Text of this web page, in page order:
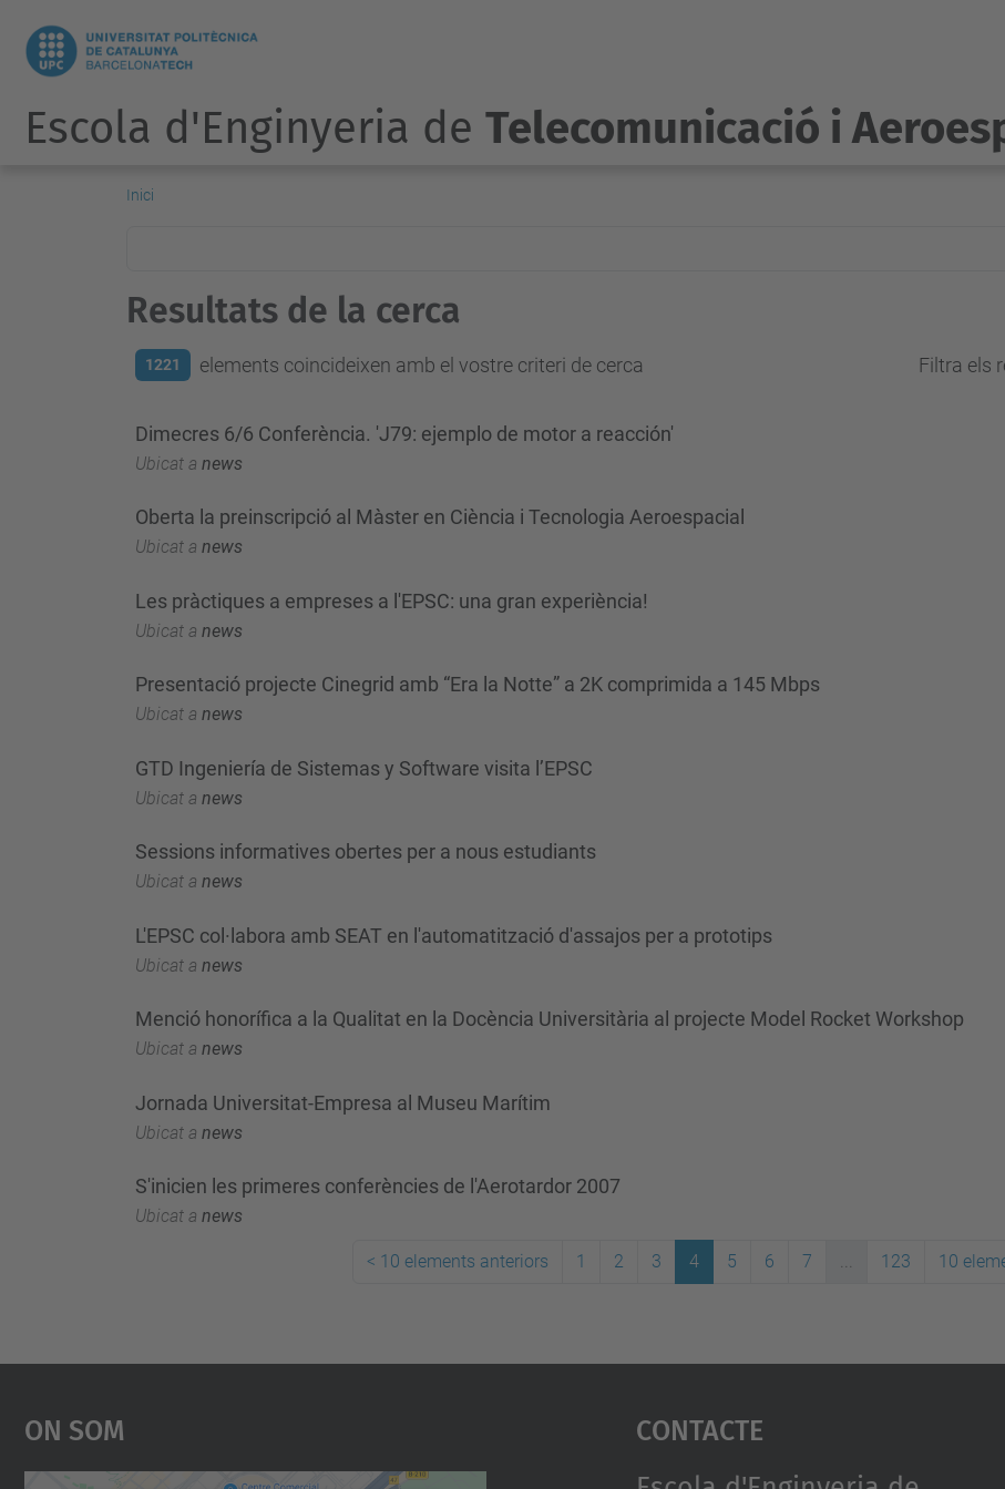
Escola d'Enginyeria de Telecomunicació i
Inici
Resultats de la cerca
1221 elements coincideixen amb el vostre criteri de cerca Filtra els
Dimecres 6/6 Conferència. 'J79: ejemplo de motor a reacción'
Ubicat a news
Oberta la preinscripció al Màster en Ciència i Tecnologia Aeroespacial
Ubicat a news
Les pràctiques a empreses a l'EPSC: una gran experiència!
Ubicat a news
Presentació projecte Cinegrid amb “Era la Notte” a 2K comprimida a 145 Mbps
Ubicat a news
GTD Ingeniería de Sistemas y Software visita l’EPSC
Ubicat a news
Sessions informatives obertes per a nous estudiants
Ubicat a news
L'EPSC col·labora amb SEAT en l'automatització d'assajos per a prototips
Ubicat a news
Menció honorífica a la Qualitat en la Docència Universitària al projecte Model Rocket Workshop
Ubicat a news
Jornada Universitat-Empresa al Museu Marítim
Ubicat a news
S'inicien les primeres conferències de l'Aerotardor 2007
Ubicat a news
< 10 elements anteriors 1 2 3 4 5 6 7 ... 123 10
On Som Contacte